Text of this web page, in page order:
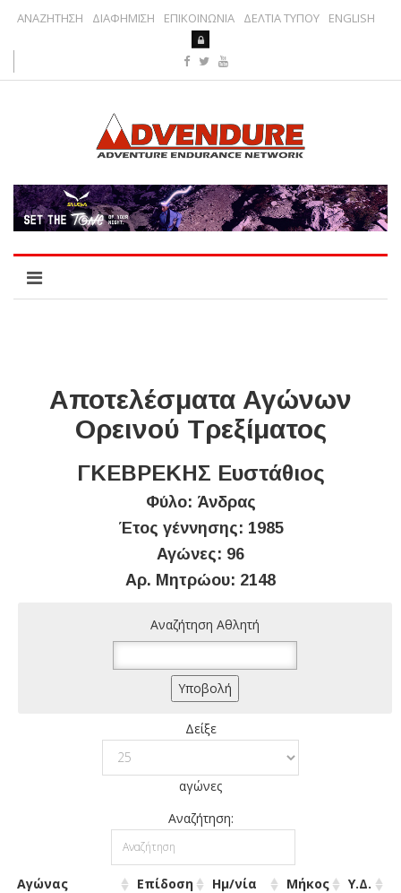
ΑΝΑΖΗΤΗΣΗ ΔΙΑΦΗΜΙΣΗ ΕΠΙΚΟΙΝΩΝΙΑ ΔΕΛΤΙΑ ΤΥΠΟΥ ENGLISH
Αποτελέσματα Αγώνων
Ορεινού Τρεξίματος
ΓΚΕΒΡΕΚΗΣ Ευστάθιος
Φύλο: Άνδρας
Έτος γέννησης: 1985
Αγώνες: 96
Αρ. Μητρώου: 2148
Αναζήτηση Αθλητή
Δείξε
αγώνες
Αναζήτηση:
Αγώνας Επίδοση Ημ/νία Μήκος
Υ.Δ.